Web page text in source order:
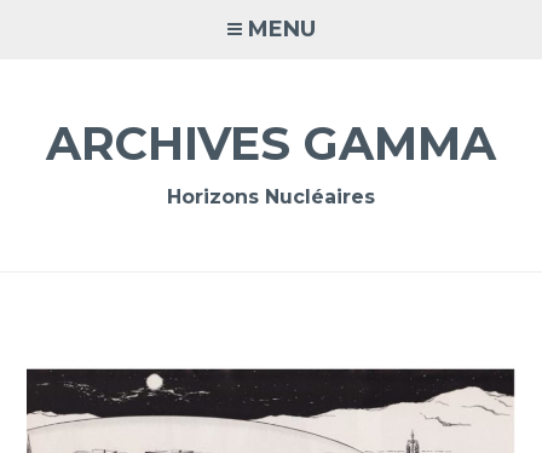
MENU
ARCHIVES GAMMA
Horizons Nucléaires